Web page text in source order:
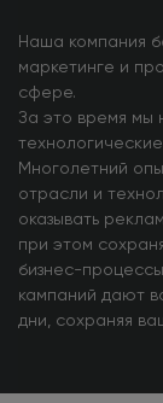
Наша компания
маркетинге и
сфере.
За это время мы
Многолетний
отрасли и
оказывать
при этом
бизнес-
кампаний дают
дни, сохраняя